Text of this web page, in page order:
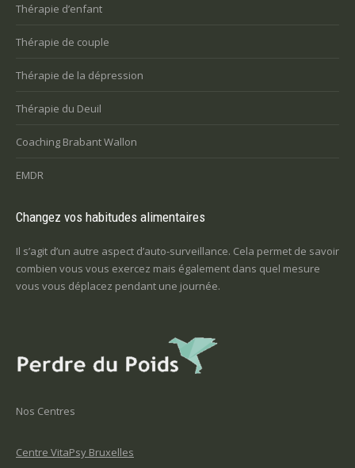
Thérapie d’enfant
Thérapie de couple
Thérapie de la dépression
Thérapie du Deuil
Coaching Brabant Wallon
EMDR
Changez vos habitudes alimentaires
Il s’agit d’un autre aspect d’auto-surveillance. Cela permet de savoir
combien vous vous exercez mais également dans quel mesure
vous vous déplacez pendant une journée.
Nos Centres
Centre VitaPsy Bruxelles